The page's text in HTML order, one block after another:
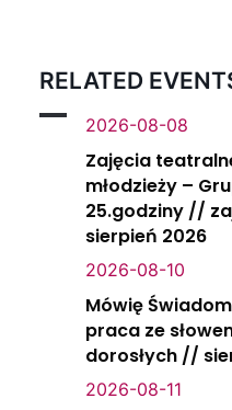
RELATED
2026-08-08
Zajęcia
młodzieży –
25.godziny //
sierpień 2026
2026-08-10
Mówię
praca ze
dorosłych //
2026-08-11